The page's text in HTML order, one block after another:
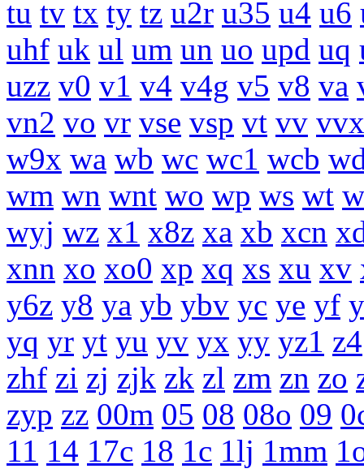
tu tv tx ty tz u2r u35 u4 u6
uhf uk ul um un uo upd uq
uzz v0 v1 v4 v4g v5 v8 va
vn2 vo vr vse vsp vt vv vvx
w9x wa wb wc wc1 wcb
wm wn wnt wo wp ws wt
wyj wz x1 x8z xa xb xcn
xnn xo xo0 xp xq xs xu xv
y6z y8 ya yb ybv yc ye yf
yq yr yt yu yv yx yy yz1 z4
zhf zi zj zjk zk zl zm zn zo
zyp zz 00m 05 08 08o 09
11 14 17c 18 1c 1lj 1mm